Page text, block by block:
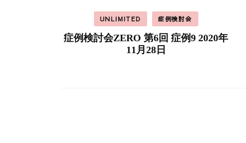
UNLIMITED 症例検討会
症例検討会ZERO 第6回 症例9 2020年
11月28日